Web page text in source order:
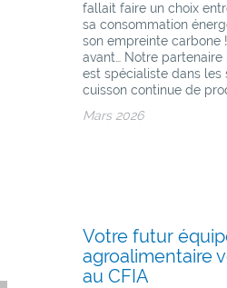
fallait faire un choix
sa consommation
son empreinte carbone
avant… Notre partenaire
est spécialiste dans les
cuisson continue de
Mars 2026
Votre futur
agroalimentaire
au CFIA